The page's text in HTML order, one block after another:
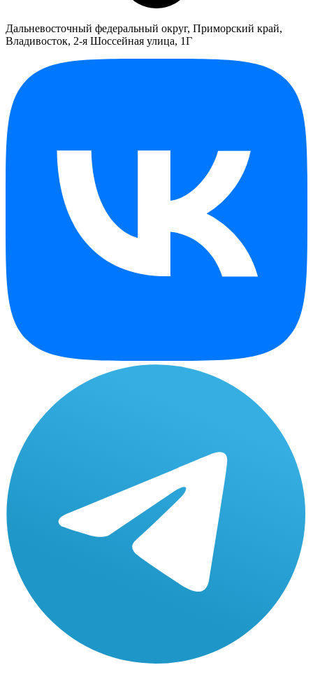
Дальневосточный федеральный округ, Приморский край,
Владивосток, 2-я Шоссейная улица, 1Г